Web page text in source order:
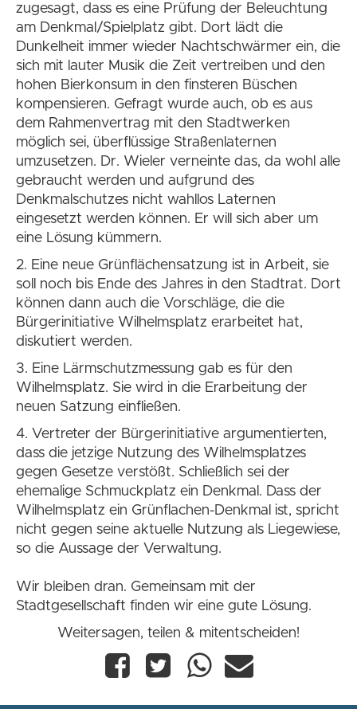
zugesagt, dass es eine Prüfung der Beleuchtung
am Denkmal/Spielplatz gibt. Dort lädt die
Dunkelheit immer wieder Nachtschwärmer ein, die
sich mit lauter Musik die Zeit vertreiben und den
hohen Bierkonsum in den finsteren Büschen
kompensieren. Gefragt wurde auch, ob es aus
dem Rahmenvertrag mit den Stadtwerken
möglich sei, überflüssige Straßenlaternen
umzusetzen. Dr. Wieler verneinte das, da wohl alle
gebraucht werden und aufgrund des
Denkmalschutzes nicht wahllos Laternen
eingesetzt werden können. Er will sich aber um
eine Lösung kümmern.
2. Eine neue Grünflächensatzung ist in Arbeit, sie
soll noch bis Ende des Jahres in den Stadtrat. Dort
können dann auch die Vorschläge, die die
Bürgerinitiative Wilhelmsplatz erarbeitet hat,
diskutiert werden.
3. Eine Lärmschutzmessung gab es für den
Wilhelmsplatz. Sie wird in die Erarbeitung der
neuen Satzung einfließen.
4. Vertreter der Bürgerinitiative argumentierten,
dass die jetzige Nutzung des Wilhelmsplatzes
gegen Gesetze verstößt. Schließlich sei der
ehemalige Schmuckplatz ein Denkmal. Dass der
Wilhelmsplatz ein Grünflachen-Denkmal ist, spricht
nicht gegen seine aktuelle Nutzung als Liegewiese,
so die Aussage der Verwaltung.
Wir bleiben dran. Gemeinsam mit der
Stadtgesellschaft finden wir eine gute Lösung.
Weitersagen, teilen & mitentscheiden!